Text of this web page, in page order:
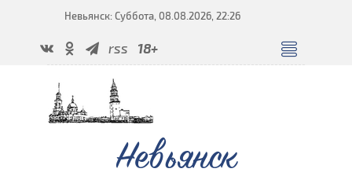
Невьянск: Суббота, 08.08.2026, 22:26
rss 18+
Невьянск